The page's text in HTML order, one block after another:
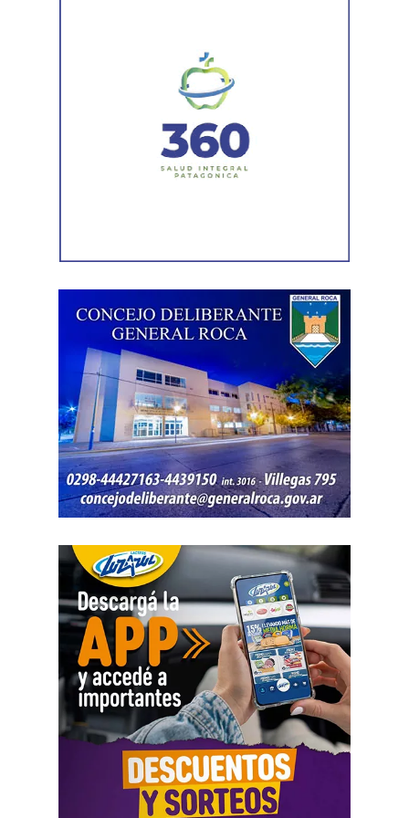
La funcionaria sostuvo además que la iniciativa no solo
representa una solución para los agentes que se
encuentren en condiciones de acceder a la estabilidad,
sino que también busca garantizar que el procedimiento